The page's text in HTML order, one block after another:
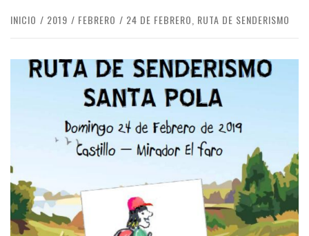
INICIO 2019 FEBRERO 24 DE FEBRERO, RUTA DE SENDERISMO